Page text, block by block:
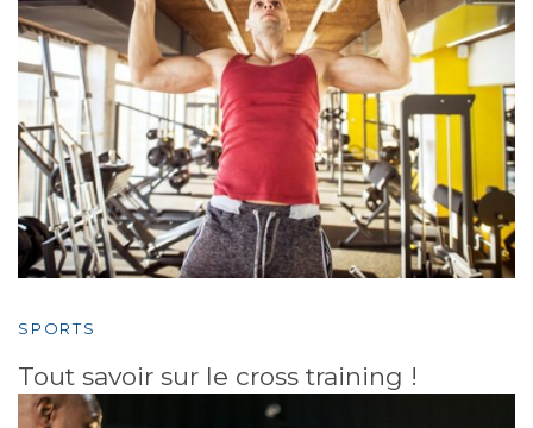
SPORTS
Tout savoir sur le cross training !